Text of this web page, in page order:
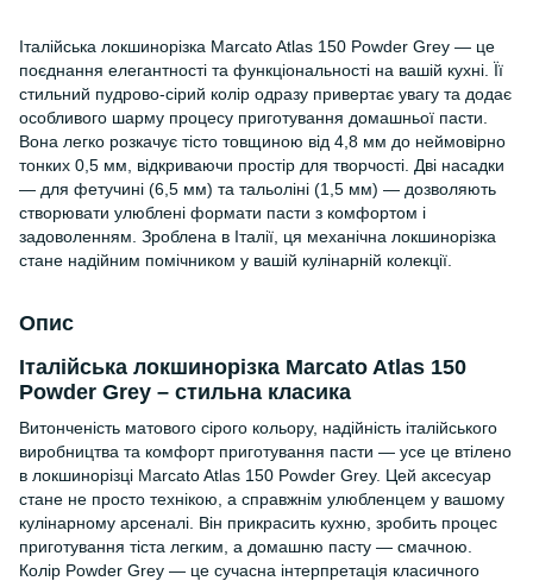
Італійська локшинорізка Marcato Atlas 150 Powder Grey — це
поєднання елегантності та функціональності на вашій кухні. Її
стильний пудрово-сірий колір одразу привертає увагу та додає
особливого шарму процесу приготування домашньої пасти.
Вона легко розкачує тісто товщиною від 4,8 мм до неймовірно
тонких 0,5 мм, відкриваючи простір для творчості. Дві насадки
— для фетучині (6,5 мм) та тальоліні (1,5 мм) — дозволяють
створювати улюблені формати пасти з комфортом і
задоволенням. Зроблена в Італії, ця механічна локшинорізка
стане надійним помічником у вашій кулінарній колекції.
Опис
Італійська локшинорізка Marcato Atlas 150
Powder Grey – стильна класика
Витонченість матового сірого кольору, надійність італійського
виробництва та комфорт приготування пасти — усе це втілено
в локшинорізці Marcato Atlas 150 Powder Grey. Цей аксесуар
стане не просто технікою, а справжнім улюбленцем у вашому
кулінарному арсеналі. Він прикрасить кухню, зробить процес
приготування тіста легким, а домашню пасту — смачною.
Колір Powder Grey — це сучасна інтерпретація класичного